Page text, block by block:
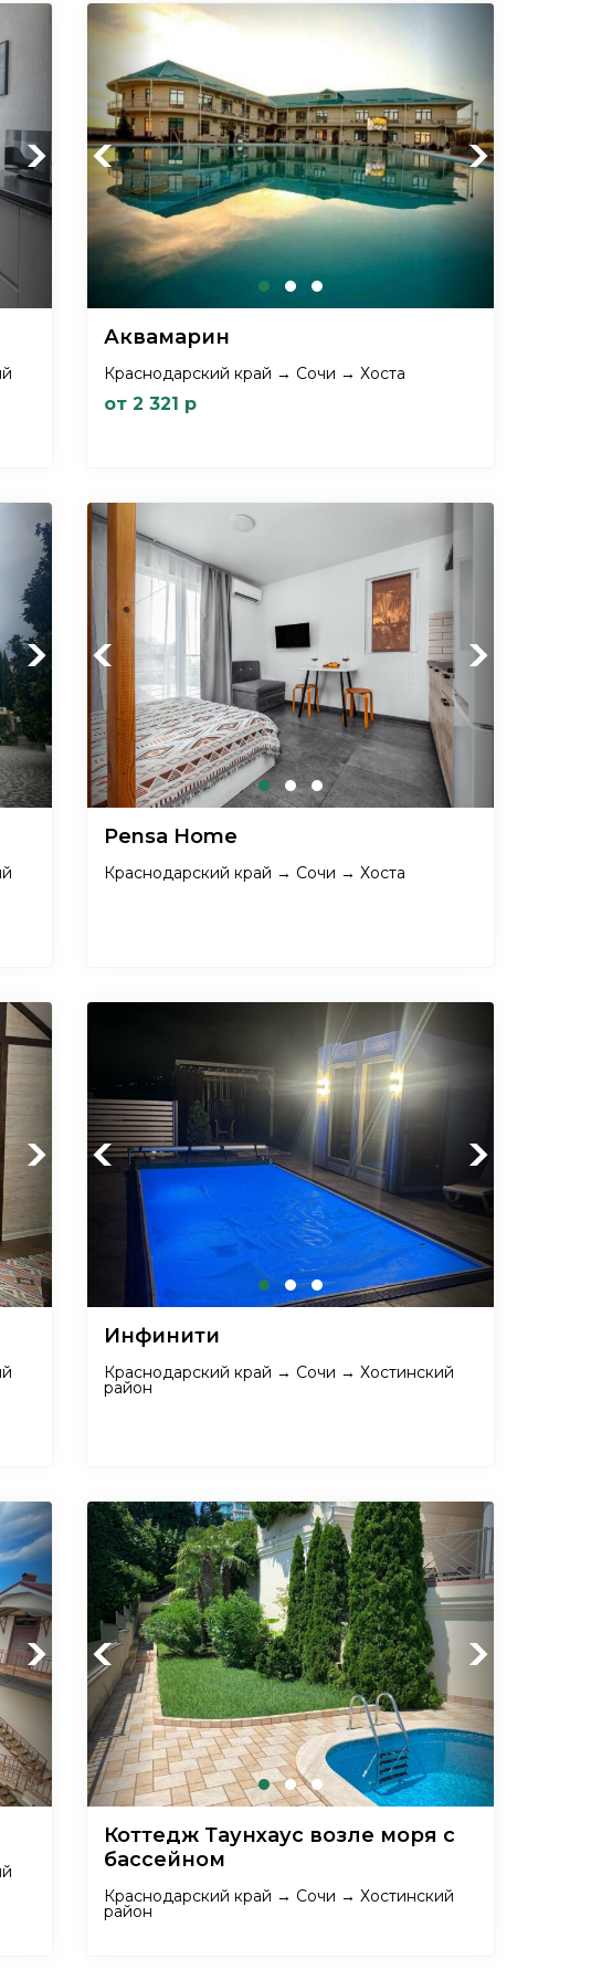
Next Previous Next
Аквамарин
Краснодарский край → Сочи → Хоста
от 2 321 р
Next Previous Next
Pensa Home
Краснодарский край → Сочи → Хоста
Next Previous Next
Инфинити
Краснодарский край → Сочи → Хостинский
район
Next Previous Next
Коттедж Таунхаус возле моря с
бассейном
Краснодарский край → Сочи → Хостинский
район